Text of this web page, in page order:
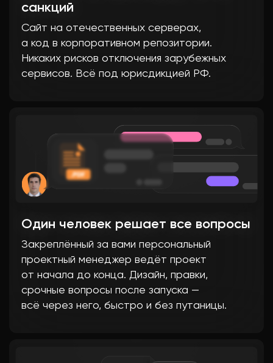
санкций
Сайт на отечественных серверах,
а код в корпоративном репозитории.
Никаких рисков отключения зарубежных
сервисов. Всё под юрисдикцией РФ.
Один человек решает все вопросы
Закреплённый за вами персональный
проектный менеджер ведёт проект
от начала до конца. Дизайн, правки,
срочные вопросы после запуска —
всё через него, быстро и без путаницы.